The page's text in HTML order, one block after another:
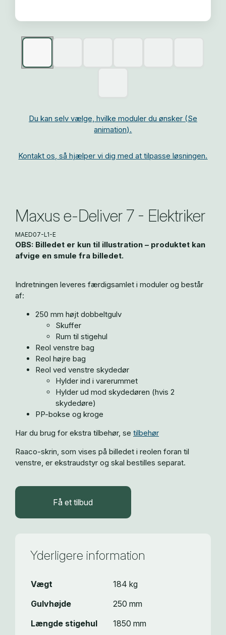
Du kan selv vælge, hvilke moduler du ønsker (Se
animation).
Kontakt os, så hjælper vi dig med at tilpasse løsningen.
Maxus e-Deliver 7 - Elektriker
MAED07-L1-E
OBS: Billedet er kun til illustration – produktet kan
afvige en smule fra billedet.
Indretningen leveres færdigsamlet i moduler og består
af:
250 mm højt dobbeltgulv
Skuffer
Rum til stigehul
Reol venstre bag
Reol højre bag
Reol ved venstre skydedør
Hylder ind i varerummet
Hylder ud mod skydedøren (hvis 2
skydedøre)
PP-bokse og kroge
Har du brug for ekstra tilbehør, se tilbehør
Raaco-skrin, som vises på billedet i reolen foran til
venstre, er ekstraudstyr og skal bestilles separat.
Få et tilbud
Yderligere information
Vægt
184 kg
Gulvhøjde
250 mm
Længde stigehul
1850 mm